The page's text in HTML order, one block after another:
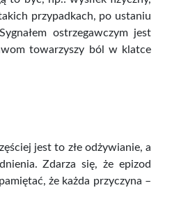
przypadkach, po ustaniu
ostrzegawczym jest
towarzyszy ból w klatce
jest to złe odżywianie, a
Zdarza się, że epizod
że każda przyczyna –